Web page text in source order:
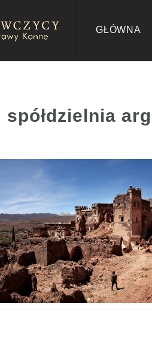
GŁÓWNA
spółdzielnia